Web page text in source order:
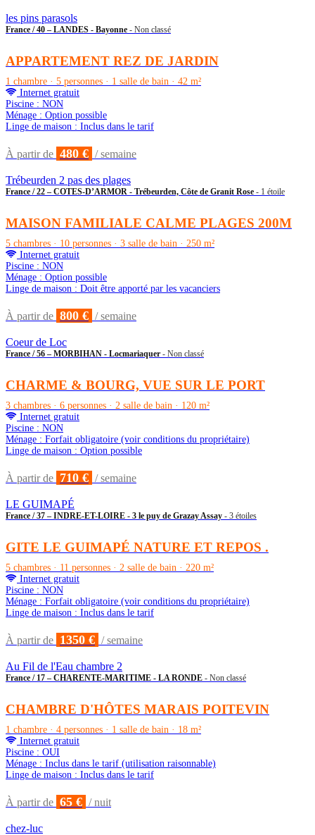
les pins parasols
France / 40 – LANDES - Bayonne - Non classé
APPARTEMENT REZ DE JARDIN
1 chambre · 5 personnes · 1 salle de bain · 42 m²
Internet gratuit
Piscine : NON
Ménage : Option possible
Linge de maison : Inclus dans le tarif
À partir de 480 € / semaine
Trébeurden 2 pas des plages
France / 22 – COTES-D’ARMOR - Trébeurden, Côte de Granit Rose - 1 étoile
MAISON FAMILIALE CALME PLAGES 200M
5 chambres · 10 personnes · 3 salle de bain · 250 m²
Internet gratuit
Piscine : NON
Ménage : Option possible
Linge de maison : Doit être apporté par les vacanciers
À partir de 800 € / semaine
Coeur de Loc
France / 56 – MORBIHAN - Locmariaquer - Non classé
CHARME & BOURG, VUE SUR LE PORT
3 chambres · 6 personnes · 2 salle de bain · 120 m²
Internet gratuit
Piscine : NON
Ménage : Forfait obligatoire (voir conditions du propriétaire)
Linge de maison : Option possible
À partir de 710 € / semaine
LE GUIMAPÉ
France / 37 – INDRE-ET-LOIRE - 3 le puy de Grazay Assay - 3 étoiles
GITE LE GUIMAPÉ NATURE ET REPOS .
5 chambres · 11 personnes · 2 salle de bain · 220 m²
Internet gratuit
Piscine : NON
Ménage : Forfait obligatoire (voir conditions du propriétaire)
Linge de maison : Inclus dans le tarif
À partir de 1350 € / semaine
Au Fil de l'Eau chambre 2
France / 17 – CHARENTE-MARITIME - LA RONDE - Non classé
CHAMBRE D'HÔTES MARAIS POITEVIN
1 chambre · 4 personnes · 1 salle de bain · 18 m²
Internet gratuit
Piscine : OUI
Ménage : Inclus dans le tarif (utilisation raisonnable)
Linge de maison : Inclus dans le tarif
À partir de 65 € / nuit
chez-luc